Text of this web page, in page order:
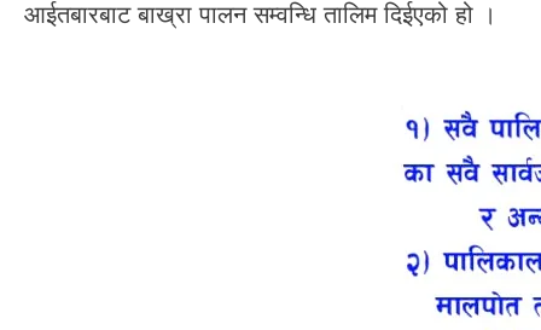
आईतबारबाट बाख्रा पालन सम्वन्धि तालिम दिईएको हो ।